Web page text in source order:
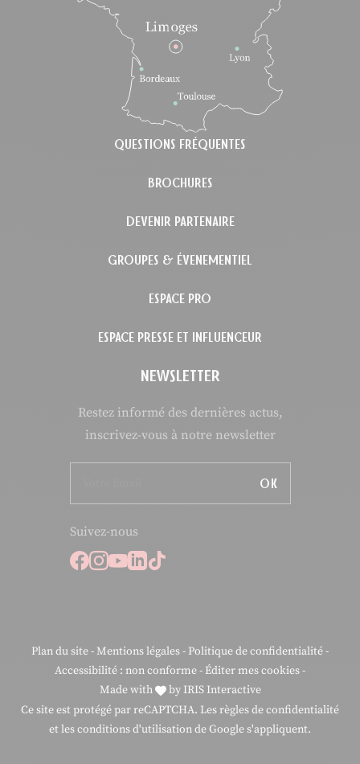
QUESTIONS FRÉQUENTES
BROCHURES
DEVENIR PARTENAIRE
GROUPES & ÉVENEMENTIEL
ESPACE PRO
ESPACE PRESSE ET INFLUENCEUR
NEWSLETTER
Restez informé des dernières actus,
inscrivez-vous à notre newsletter
OK
Suivez-nous
Suivez-nous sur Facebook
Suivez-nous sur Instagram
Suivez-nous sur Youtube
Suivez-nous sur
Suivez-nous sur Tiktok
Plan du site-Mentions légales- Politique de confidentialité-
Accessibilité : non conforme- Éditer mes cookies-
Made with
byIRIS Interactive
Ce site est protégé par reCAPTCHA. Lesrègles de confidentialité
et lesconditions d'utilisationde Google s'appliquent.